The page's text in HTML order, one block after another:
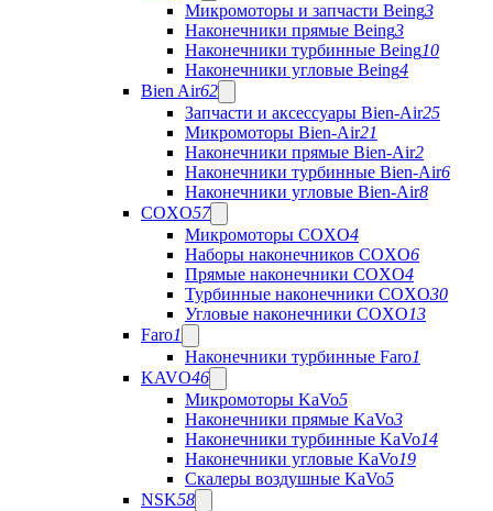
Микромоторы и запчасти Being3
Наконечники прямые Being3
Наконечники турбинные Being10
Наконечники угловые Being4
Bien Air62
Запчасти и аксессуары Bien-Air25
Микромоторы Bien-Air21
Наконечники прямые Bien-Air2
Наконечники турбинные Bien-Air6
Наконечники угловые Bien-Air8
COXO57
Микромоторы COXO4
Наборы наконечников COXO6
Прямые наконечники COXO4
Турбинные наконечники COXO30
Угловые наконечники COXO13
Faro1
Наконечники турбинные Faro1
KAVO46
Микромоторы KaVo5
Наконечники прямые KaVo3
Наконечники турбинные KaVo14
Наконечники угловые KaVo19
Скалеры воздушные KaVo5
NSK58